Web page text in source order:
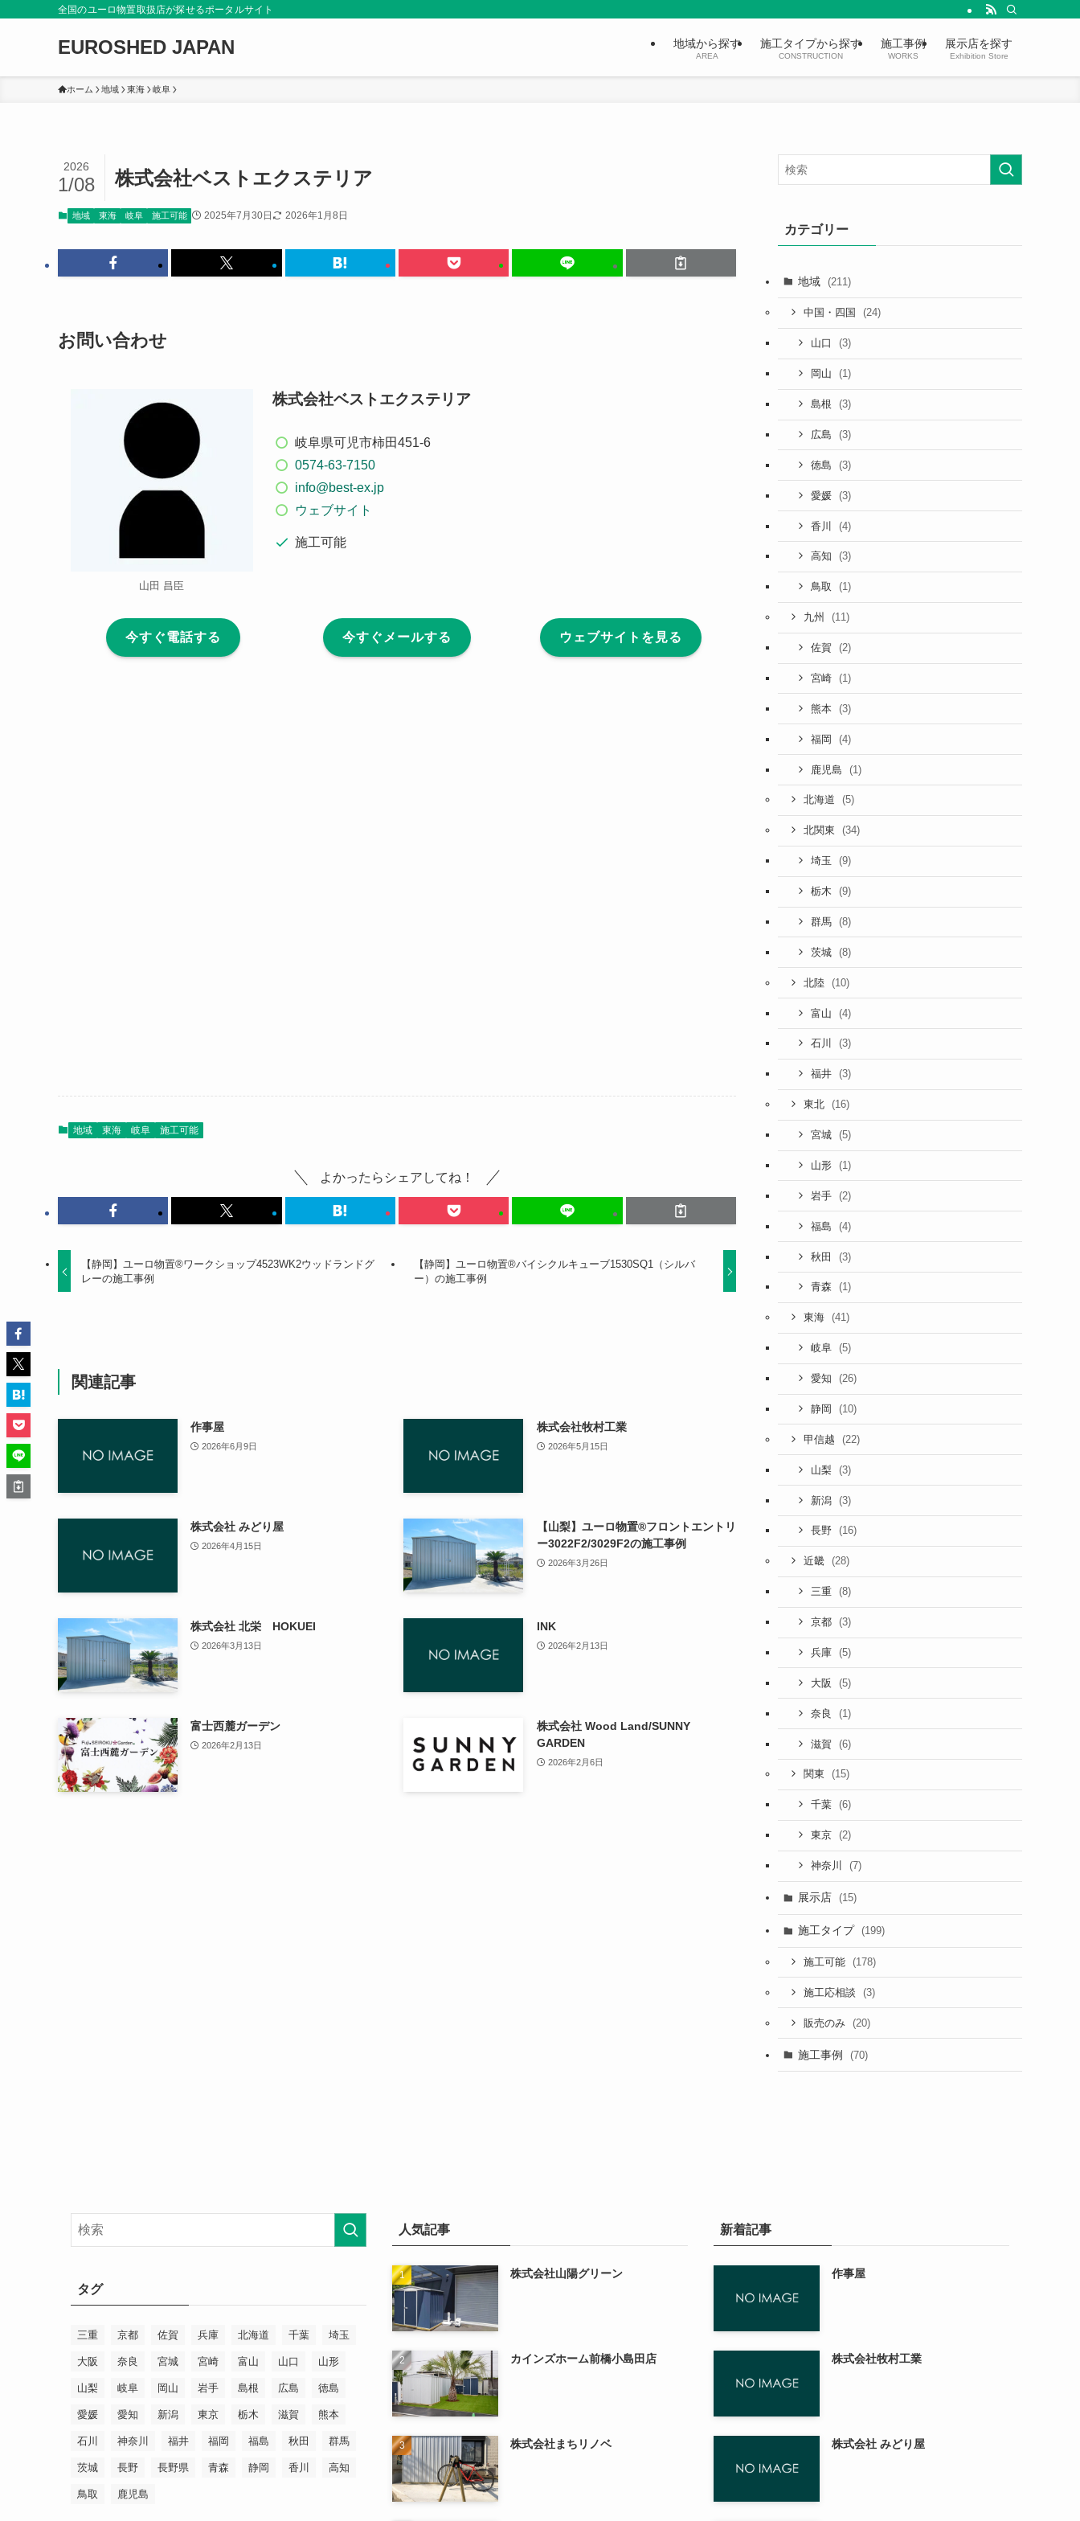
全国のユーロ物置取扱店が探せるポータルサイト
EUROSHED JAPAN 地域から探す
AREA
施工タイプから探す
CONSTRUCTION
施工事例
WORKS
展示店を探す
Exhibition Store
ホーム 地域 東海 岐阜
株式会社ベストエクステリア
2026
1/08
地域 東海 岐阜 施工可能 2025年7月30日 2026年1月8日
お問い合わせ
山田 昌臣
株式会社ベストエクステリア
岐阜県可児市柿田451-6
0574-63-7150
info@best-ex.jp
ウェブサイト
施工可能
今すぐ電話する 今すぐメールする ウェブサイトを見る
地域 東海 岐阜 施工可能
よかったらシェアしてね！
【静岡】ユーロ物置®ワークショップ4523WK2ウッドランドグ
レーの施工事例
【静岡】ユーロ物置®バイシクルキューブ1530SQ1（シルバ
ー）の施工事例
関連記事
作事屋
2026年6月9日
株式会社牧村工業
2026年5月15日
株式会社 みどり屋
2026年4月15日
【山梨】ユーロ物置®フロントエントリ
ー3022F2/3029F2の施工事例
2026年3月26日
株式会社 北栄 HOKUEI
2026年3月13日
INK
2026年2月13日
富士西麓ガーデン
2026年2月13日
株式会社 Wood Land/SUNNY
GARDEN
2026年2月6日
カテゴリー
地域 (211)
中国・四国 (24)
山口 (3)
岡山 (1)
島根 (3)
広島 (3)
徳島 (3)
愛媛 (3)
香川 (4)
高知 (3)
鳥取 (1)
九州 (11)
佐賀 (2)
宮崎 (1)
熊本 (3)
福岡 (4)
鹿児島 (1)
北海道 (5)
北関東 (34)
埼玉 (9)
栃木 (9)
群馬 (8)
茨城 (8)
北陸 (10)
富山 (4)
石川 (3)
福井 (3)
東北 (16)
宮城 (5)
山形 (1)
岩手 (2)
福島 (4)
秋田 (3)
青森 (1)
東海 (41)
岐阜 (5)
愛知 (26)
静岡 (10)
甲信越 (22)
山梨 (3)
新潟 (3)
長野 (16)
近畿 (28)
三重 (8)
京都 (3)
兵庫 (5)
大阪 (5)
奈良 (1)
滋賀 (6)
関東 (15)
千葉 (6)
東京 (2)
神奈川 (7)
展示店 (15)
施工タイプ (199)
施工可能 (178)
施工応相談 (3)
販売のみ (20)
施工事例 (70)
タグ
三重 京都 佐賀 兵庫 北海道 千葉 埼玉
大阪 奈良 宮城 宮崎 富山 山口 山形
山梨 岐阜 岡山 岩手 島根 広島 徳島
愛媛 愛知 新潟 東京 栃木 滋賀 熊本
石川 神奈川 福井 福岡 福島 秋田 群馬
茨城 長野 長野県 青森 静岡 香川 高知
鳥取 鹿児島
人気記事
株式会社山陽グリーン
カインズホーム前橋小島田店
株式会社まちリノベ
新着記事
作事屋
株式会社牧村工業
株式会社 みどり屋